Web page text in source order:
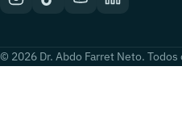
© 2026 Dr. Abdo Farret Neto.